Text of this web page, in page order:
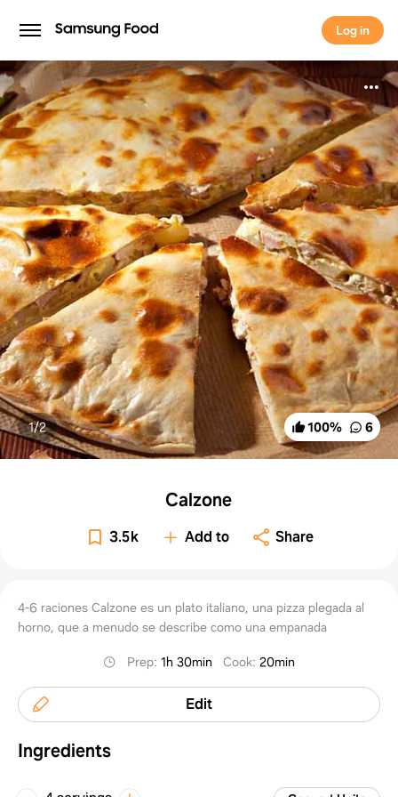
Log in
Log in
100% 6
1/2
Calzone
3.5k Add to Share
4-6 raciones Calzone es un plato italiano, una pizza plegada al
horno, que a menudo se describe como una empanada
Prep:1h 30min Cook:20min
Edit
Ingredients